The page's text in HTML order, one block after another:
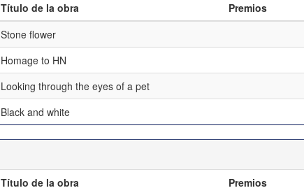
Título de la obra
Premios
Stone flower
Homage to HN
Looking through the eyes of a pet
Black and white
Título de la obra
Premios